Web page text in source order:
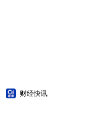
财经快讯